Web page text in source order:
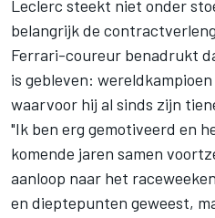
Leclerc steekt niet onder
belangrijk de
Ferrari-coureur benadrukt
is gebleven:
waarvoor hij al sinds zijn
"Ik ben erg gemotiveerd en
komende jaren samen
aanloop naar het
en dieptepunten geweest,